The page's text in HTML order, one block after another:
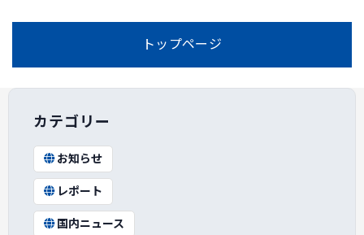
トップページ
カテゴリー
お知らせ
レポート
国内ニュース